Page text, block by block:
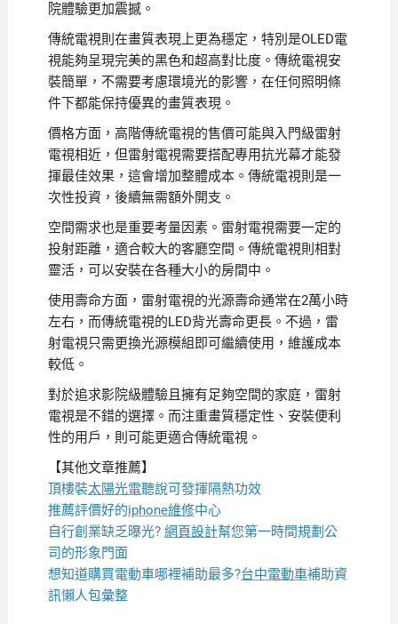
院體驗更加震撼。
傳統電視則在畫質表現上更為穩定，特別是OLED電
視能夠呈現完美的黑色和超高對比度。傳統電視安
裝簡單，不需要考慮環境光的影響，在任何照明條
件下都能保持優異的畫質表現。
價格方面，高階傳統電視的售價可能與入門級雷射
電視相近，但雷射電視需要搭配專用抗光幕才能發
揮最佳效果，這會增加整體成本。傳統電視則是一
次性投資，後續無需額外開支。
空間需求也是重要考量因素。雷射電視需要一定的
投射距離，適合較大的客廳空間。傳統電視則相對
靈活，可以安裝在各種大小的房間中。
使用壽命方面，雷射電視的光源壽命通常在2萬小時
左右，而傳統電視的LED背光壽命更長。不過，雷
射電視只需更換光源模組即可繼續使用，維護成本
較低。
對於追求影院級體驗且擁有足夠空間的家庭，雷射
電視是不錯的選擇。而注重畫質穩定性、安裝便利
性的用戶，則可能更適合傳統電視。
【其他文章推薦】
頂樓裝太陽光電聽說可發揮隔熱功效
推薦評價好的iphone維修中心
自行創業缺乏曝光? 網頁設計幫您第一時間規劃公
司的形象門面
想知道購買電動車哪裡補助最多?台中電動車補助資
訊懶人包彙整